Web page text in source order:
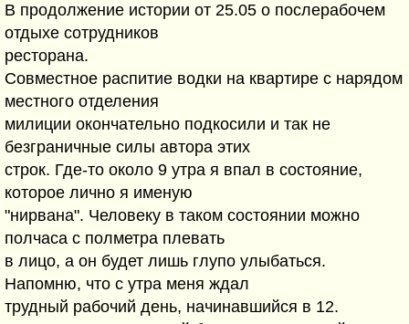
В продолжение истории от 25.05 о послерабочем
отдыхе сотрудников
ресторана.
Совместное распитие водки на квартире с нарядом
местного отделения
милиции окончательно подкосили и так не
безграничные силы автора этих
строк. Где-то около 9 утра я впал в состояние,
которое лично я именую
"нирвана". Человеку в таком состоянии можно
полчаса с полметра плевать
в лицо, а он будет лишь глупо улыбаться.
Напомню, что с утра меня ждал
трудный рабочий день, начинавшийся в 12.